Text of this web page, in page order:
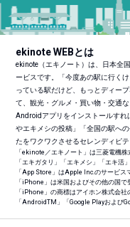
ekinote WEBとは
ekinote（エキノート）は、日本全
ービスです。「今度あの駅に行く
っている駅だけど、もっとディー
て、観光・グルメ・買い物・交通
Androidアプリをインストールすれ
やエキメシの投稿」「全国の駅へ
たをワクワクさせるセレンディピ
「ekinote／エキノート」は三菱電機株
「エキガタリ」「エキメシ」「エキ活
「App Store」はApple Inc.のサービス
「iPhone」は米国およびその他の国で
「iPhone」の商標はアイホン株式会社
「AndroidTM 」「Google Playおよび